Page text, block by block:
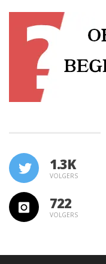
1.3K
VOLGERS
722
VOLGERS